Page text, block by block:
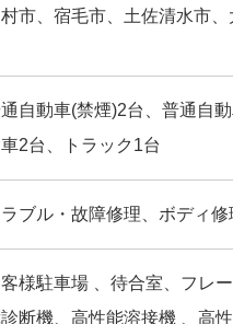
市、宿毛市、土佐清水市
自動車(禁煙)2台、普通自
2台、トラック1台
ラブル・故障修理、ボディ
様駐車場 、待合室、フレ
断機、高性能溶接機 、高